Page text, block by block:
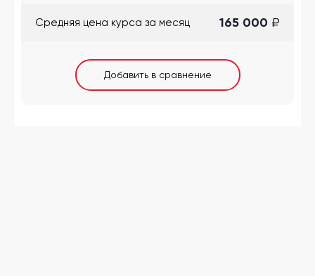
Cредняя цена курса за месяц 165 000 ₽
Добавить в сравнение